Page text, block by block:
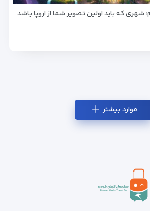
شهری که باید اولین تصویر شما از اروپا باشد
موارد بیشتر